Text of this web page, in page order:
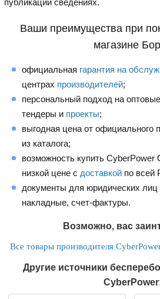
Ваши преимущества при
магазине
официальная гарантия на
центрах производителей;
персональный подход на
тендеры и проекты;
выгодная цена от официального
из каталога;
возможность купить CyberPower
низкой цене с доставкой по всей
документы для юридических
накладные, счет-фактуры.
Возможно, вас
Все товары производителя
Другие источники